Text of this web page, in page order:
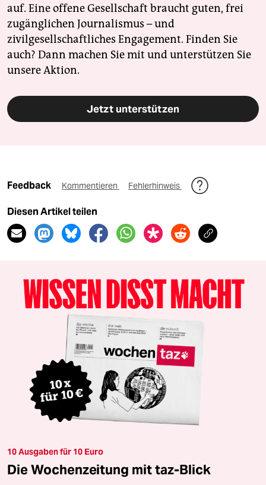
auf. Eine offene Gesellschaft braucht guten, frei
zugänglichen Journalismus – und
zivilgesellschaftliches Engagement. Finden Sie
auch? Dann machen Sie mit und unterstützen Sie
unsere Aktion.
Jetzt unterstützen
Feedback Kommentieren Fehlerhinweis
Diesen Artikel teilen
10 Ausgaben für 10 Euro
Die Wochenzeitung mit taz-Blick